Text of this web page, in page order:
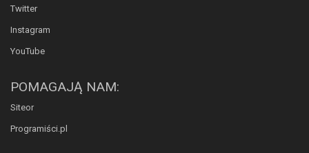
Twitter
Instagram
YouTube
POMAGAJĄ NAM:
Siteor
Programiści.pl